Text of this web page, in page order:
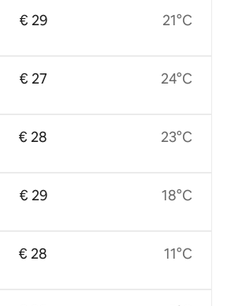
€ 29
€ 27
€ 28
€ 29
€ 28
21°C
24°C
23°C
18°C
11°C